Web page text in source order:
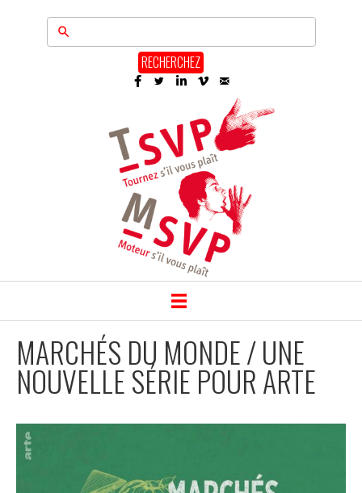
RECHERCHEZ
MARCHÉS DU MONDE / UNE
NOUVELLE SÉRIE POUR ARTE